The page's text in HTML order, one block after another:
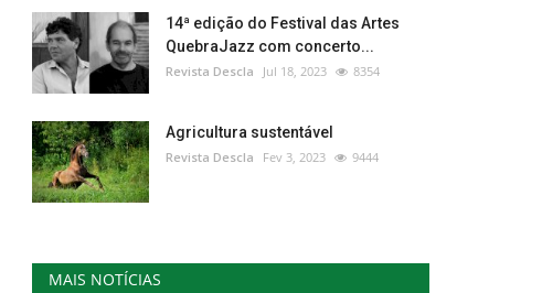
14ª edição do Festival das Artes
QuebraJazz com concerto...
Revista Descla Jul 18, 2023 8354
Agricultura sustentável
Revista Descla Fev 3, 2023 9444
MAIS NOTÍCIAS